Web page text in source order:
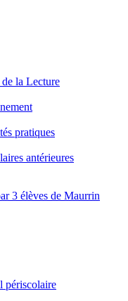
la Lecture
pratiques
antérieures
3 élèves de Maurrin
périscolaire